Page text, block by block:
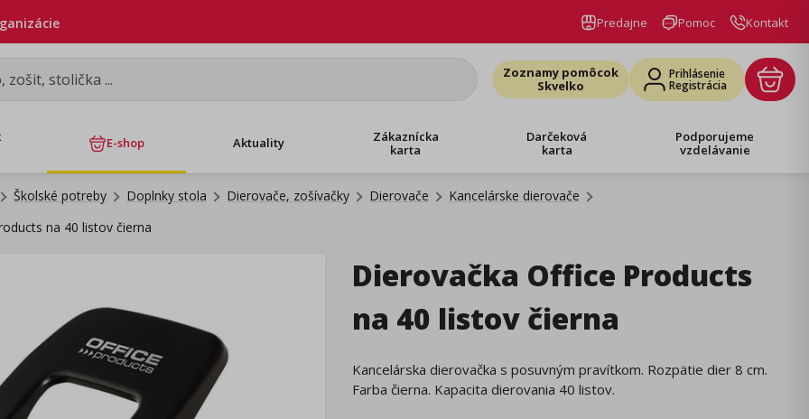
Predajne Pomoc Kontakt
Zoznamy pomôcok
Skvelko
Prihlásenie
Registrácia
E-shop Aktuality
Zákaznícka
karta
Darčeková
karta
Podporujeme
vzdelávanie
Školské potreby Doplnky stola Dierovače, zošívačky Dierovače
Kancelárske dierovače
na 40 listov čierna
Dierovačka Office Products
na 40 listov čierna
Kancelárska dierovačka s posuvným pravítkom. Rozpätie dier 8 cm.
Farba čierna. Kapacita dierovania 40 listov.